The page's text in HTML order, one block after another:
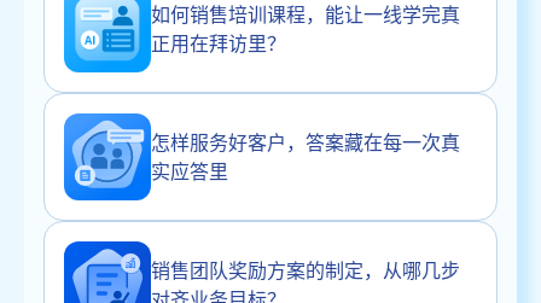
如何销售培训课程，能让一线学完真
正用在拜访里？
怎样服务好客户，答案藏在每一次真
实应答里
销售团队奖励方案的制定，从哪几步